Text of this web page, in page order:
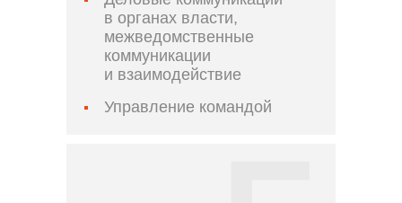
в органах власти,
межведомственные
коммуникации
и взаимодействие
Управление командой